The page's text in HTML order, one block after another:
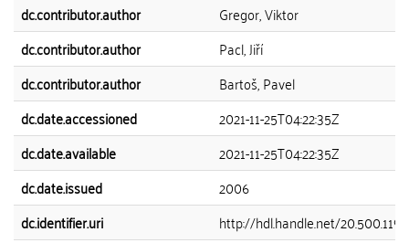
dc.contributor.author
Gregor, Viktor
dc.contributor.author
Pacl, Jiří
dc.contributor.author
Bartoš, Pavel
dc.date.accessioned
2021-11-25T04:22:35Z
dc.date.available
2021-11-25T04:22:35Z
dc.date.issued
2006
dc.identifier.uri
http://hdl.handle.net/